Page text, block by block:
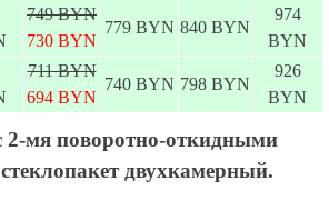
749 BYN
730 BYN
779 BYN 840 BYN
974
BYN
711 BYN
694 BYN
740 BYN 798 BYN
926
BYN
мя поворотно-откидными
двухкамерный.